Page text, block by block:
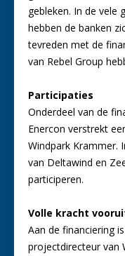
gebleken. In de vele
hebben de banken
tevreden met de
van Rebel Group
Participaties
Onderdeel van de
Enercon verstrekt
Windpark Krammer.
van Deltawind en
participeren.
Volle kracht
Aan de financiering
projectdirecteur van